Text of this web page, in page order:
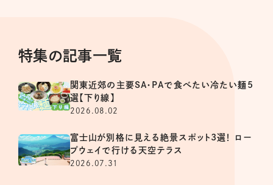
特集の記事一覧
関東近郊の主要SA・PAで食べたい冷たい麺5
選【下り線】
2026.08.02
富士山が別格に見える絶景スポット3選！ ロー
プウェイで行ける天空テラス
2026.07.31